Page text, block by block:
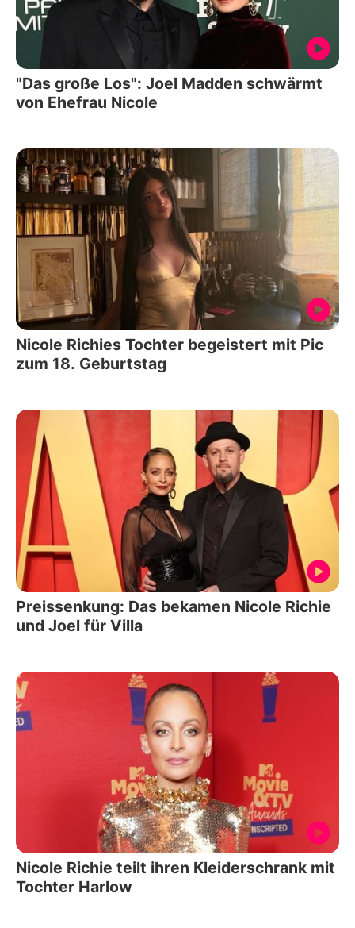
"Das große Los": Joel Madden schwärmt
von Ehefrau Nicole
Nicole Richies Tochter begeistert mit Pic
zum 18. Geburtstag
Preissenkung: Das bekamen Nicole Richie
und Joel für Villa
Nicole Richie teilt ihren Kleiderschrank mit
Tochter Harlow